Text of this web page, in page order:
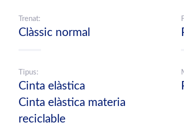
Trenat:
Clàssic normal
Tipus:
Cinta elàstica
Cinta elàstica materia
reciclable